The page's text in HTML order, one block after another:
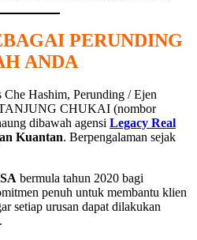
PERUNDING
ANDA
Che Hashim, Perunding / Ejen
CHUKAI (nombor
dibawah agensi Legacy Real
Kuantan. Berpengalaman sejak
bermula tahun 2020 bagi
penuh untuk membantu klien
setiap urusan dapat dilakukan